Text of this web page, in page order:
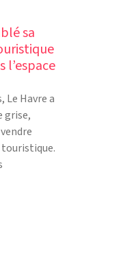
sa
l’espace
Havre a
grise,